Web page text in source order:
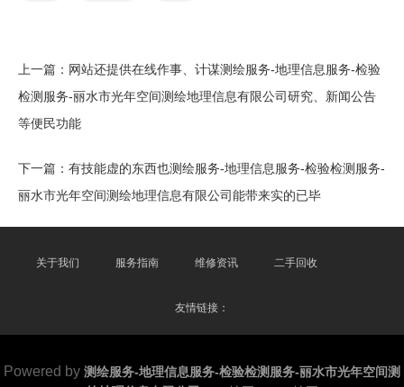
上一篇： 网站还提供在线作事、计谋测绘服务-地理信息服务-检验
检测服务-丽水市光年空间测绘地理信息有限公司研究、新闻公告
等便民功能
下一篇： 有技能虚的东西也测绘服务-地理信息服务-检验检测服务-
丽水市光年空间测绘地理信息有限公司能带来实的已毕
关于我们 服务指南 维修资讯 二手回收
友情链接：
Powered by 测绘服务-地理信息服务-检验检测服务-丽水市光年空间测